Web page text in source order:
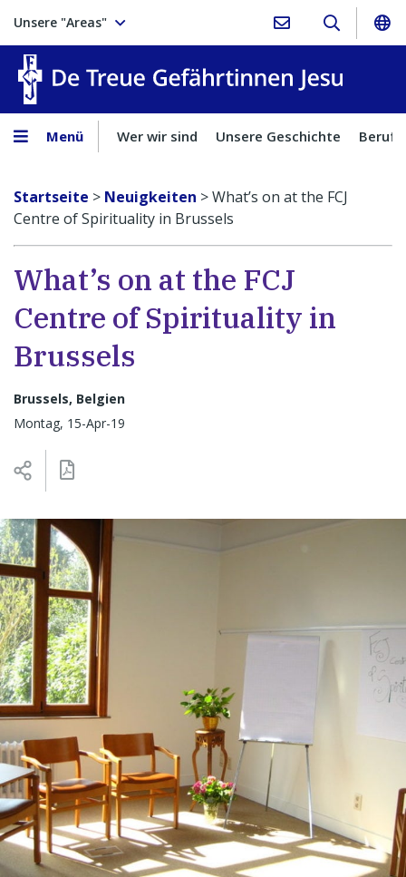
Unsere "Areas"
Menü Wer wir sind Unsere Geschichte
Startseite > Neuigkeiten >What’s on at the FCJ
Centre of Spirituality in Brussels
What’s on at the FCJ
Centre of Spirituality in
Brussels
Brussels, Belgien
Montag, 15-Apr-19